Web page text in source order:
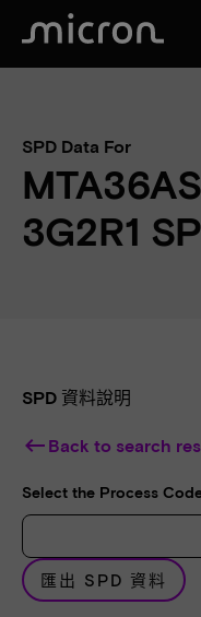
SPD Data For
3G2R1
SPD 資料說明
keyboard_backspace Back to search
Select the Process
匯出 SPD 資料